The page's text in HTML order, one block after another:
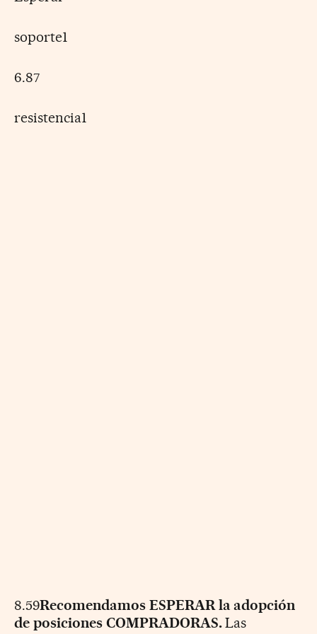
soporte1
6.87
resistencia1
8.59Recomendamos ESPERAR la adopción
de posiciones COMPRADORAS.Las